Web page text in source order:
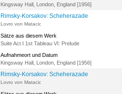
Kingsway Hall, London, England [1956]
Rimsky-Korsakov: Scheherazade
Lovro von Matacic
Sätze aus diesem Werk
Suite Act I 1st Tableau VI: Prelude
Aufnahmeort und Datum
Kingsway Hall, London, England [1956]
Rimsky-Korsakov: Scheherazade
Lovro von Matacic